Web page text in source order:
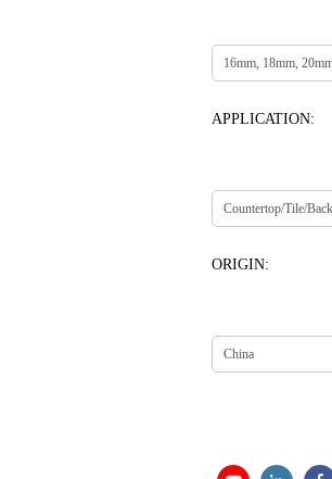
APPLICATION:
ORIGIN: